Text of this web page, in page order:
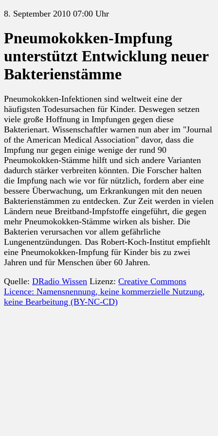
8. September 2010 07:00 Uhr
Pneumokokken-Impfung
unterstützt Entwicklung neuer
Bakterienstämme
Pneumokokken-Infektionen sind weltweit eine der
häufigsten Todesursachen für Kinder. Deswegen setzen
viele große Hoffnung in Impfungen gegen diese
Bakterienart. Wissenschaftler warnen nun aber im "Journal
of the American Medical Association" davor, dass die
Impfung nur gegen einige wenige der rund 90
Pneumokokken-Stämme hilft und sich andere Varianten
dadurch stärker verbreiten könnten. Die Forscher halten
die Impfung nach wie vor für nützlich, fordern aber eine
bessere Überwachung, um Erkrankungen mit den neuen
Bakterienstämmen zu entdecken. Zur Zeit werden in vielen
Ländern neue Breitband-Impfstoffe eingeführt, die gegen
mehr Pneumokokken-Stämme wirken als bisher. Die
Bakterien verursachen vor allem gefährliche
Lungenentzündungen. Das Robert-Koch-Institut empfiehlt
eine Pneumokokken-Impfung für Kinder bis zu zwei
Jahren und für Menschen über 60 Jahren.
Quelle: DRadio Wissen Lizenz: Creative Commons
Licence: Namensnennung, keine kommerzielle Nutzung,
keine Bearbeitung (BY-NC-CD)